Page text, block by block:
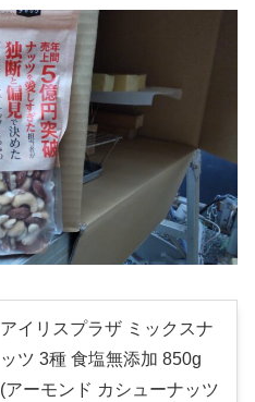
アイリスプラザ ミックスナ
ッツ 3種 食塩無添加 850g
(アーモンド カシューナッツ